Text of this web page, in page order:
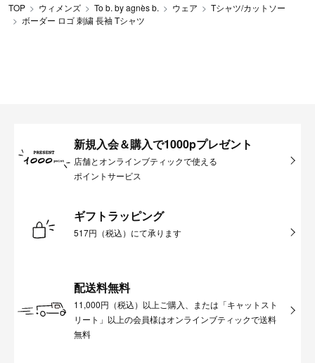
TOP ウィメンズ To b. by agnès b. ウェア
Tシャツ/カットソー
ボーダー ロゴ 刺繍 長袖 Tシャツ
新規入会＆購入で1000pプレゼント
店舗とオンラインブティックで使える
ポイントサービス
ギフトラッピング
517円（税込）にて承ります
配送料無料
11,000円（税込）以上ご購入、または「キャットスト
リート」以上の会員様はオンラインブティックで送料
無料